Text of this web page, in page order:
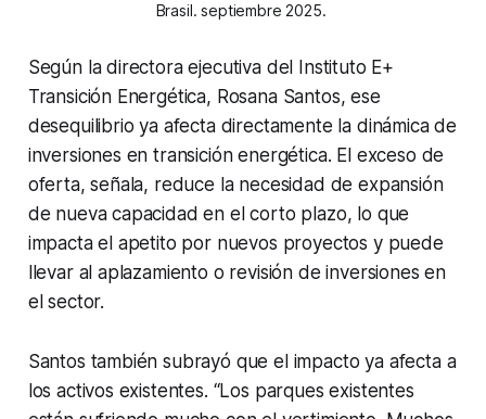
Brasil. septiembre 2025.
Según la directora ejecutiva del Instituto E+
Transición Energética, Rosana Santos, ese
desequilibrio ya afecta directamente la dinámica de
inversiones en transición energética. El exceso de
oferta, señala, reduce la necesidad de expansión
de nueva capacidad en el corto plazo, lo que
impacta el apetito por nuevos proyectos y puede
llevar al aplazamiento o revisión de inversiones en
el sector.
Santos también subrayó que el impacto ya afecta a
los activos existentes. “Los parques existentes